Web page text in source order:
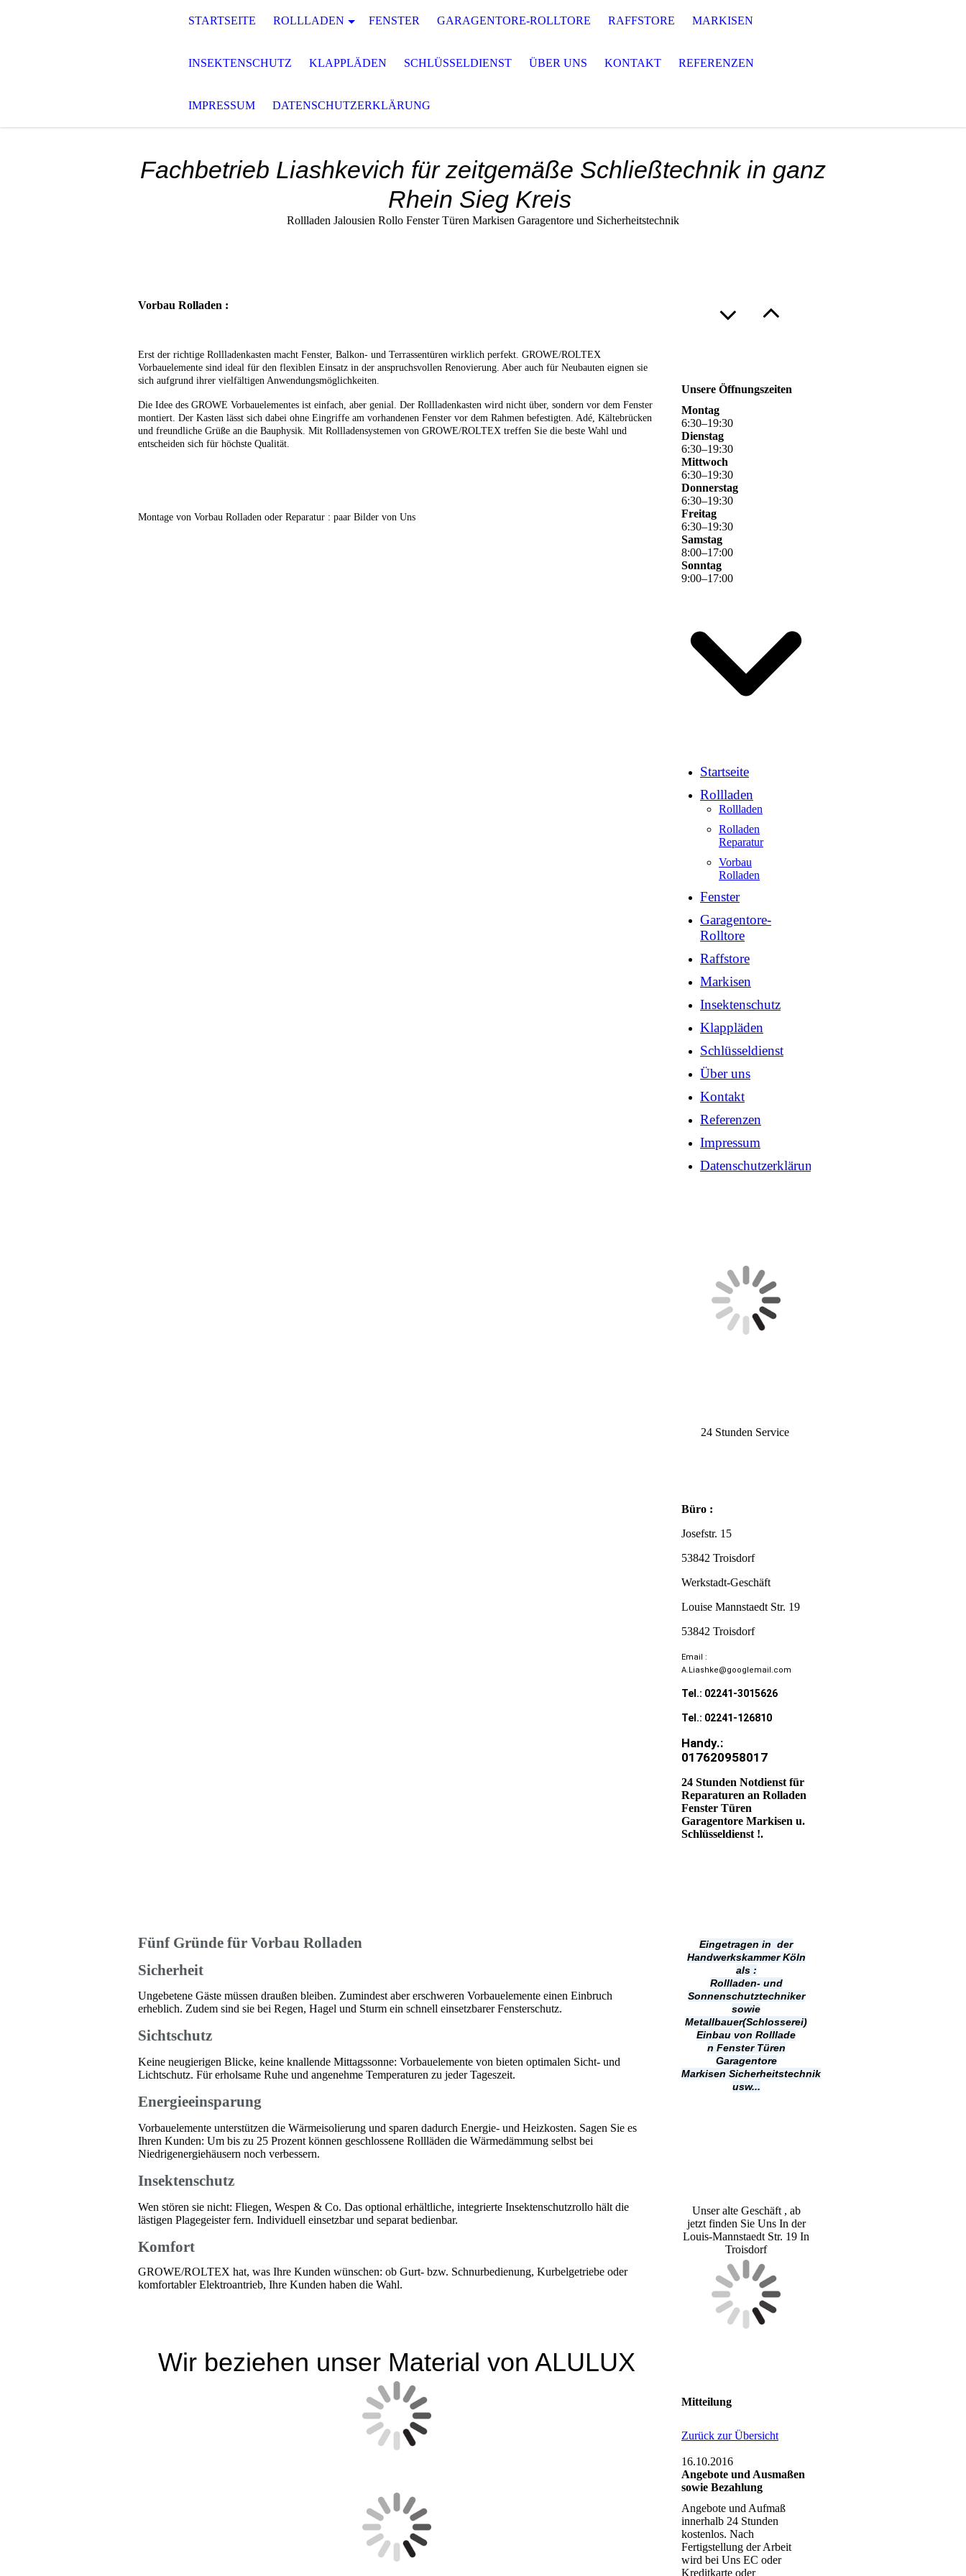
STARTSEITE ROLLLADEN FENSTER GARAGENTORE-ROLLTORE RAFFSTORE MARKISEN
INSEKTENSCHUTZ KLAPPLÄDEN SCHLÜSSELDIENST ÜBER UNS KONTAKT REFERENZEN
IMPRESSUM DATENSCHUTZERKLÄRUNG
Fachbetrieb Liashkevich für zeitgemäße Schließtechnik in ganz
Rhein Sieg Kreis
Rollladen Jalousien Rollo Fenster Türen Markisen Garagentore und Sicherheitstechnik
Vorbau Rolladen :
Erst der richtige Rollladenkasten macht Fenster, Balkon- und Terrassentüren wirklich perfekt. GROWE/ROLTEX
Vorbauelemente sind ideal für den flexiblen Einsatz in der anspruchsvollen Renovierung. Aber auch für Neubauten eignen sie
sich aufgrund ihrer vielfältigen Anwendungsmöglichkeiten.
Die Idee des GROWE Vorbauelementes ist einfach, aber genial. Der Rollladenkasten wird nicht über, sondern vor dem Fenster
montiert. Der Kasten lässt sich dabei ohne Eingriffe am vorhandenen Fenster vor dem Rahmen befestigten. Adé, Kältebrücken
und freundliche Grüße an die Bauphysik. Mit Rollladensystemen von GROWE/ROLTEX treffen Sie die beste Wahl und
entscheiden sich für höchste Qualität.
Montage von Vorbau Rolladen oder Reparatur : paar Bilder von Uns
Fünf Gründe für Vorbau Rolladen
Sicherheit
Ungebetene Gäste müssen draußen bleiben. Zumindest aber erschweren Vorbauelemente einen Einbruch
erheblich. Zudem sind sie bei Regen, Hagel und Sturm ein schnell einsetzbarer Fensterschutz.
Sichtschutz
Keine neugierigen Blicke, keine knallende Mittagssonne: Vorbauelemente von bieten optimalen Sicht- und
Lichtschutz. Für erholsame Ruhe und angenehme Temperaturen zu jeder Tageszeit.
Energieeinsparung
Vorbauelemente unterstützen die Wärmeisolierung und sparen dadurch Energie- und Heizkosten. Sagen Sie es
Ihren Kunden: Um bis zu 25 Prozent können geschlossene Rollläden die Wärmedämmung selbst bei
Niedrigenergiehäusern noch verbessern.
Insektenschutz
Wen stören sie nicht: Fliegen, Wespen & Co. Das optional erhältliche, integrierte Insektenschutzrollo hält die
lästigen Plagegeister fern. Individuell einsetzbar und separat bedienbar.
Komfort
GROWE/ROLTEX hat, was Ihre Kunden wünschen: ob Gurt- bzw. Schnurbedienung, Kurbelgetriebe oder
komfortabler Elektroantrieb, Ihre Kunden haben die Wahl.
Wir beziehen unser Material von ALULUX
Unsere Öffnungszeiten
Montag
6:30–19:30
Dienstag
6:30–19:30
Mittwoch
6:30–19:30
Donnerstag
6:30–19:30
Freitag
6:30–19:30
Samstag
8:00–17:00
Sonntag
9:00–17:00
Startseite
Rollladen
Rollladen
Rolladen
Reparatur
Vorbau
Rolladen
Fenster
Garagentore-
Rolltore
Raffstore
Markisen
Insektenschutz
Klappläden
Schlüsseldienst
Über uns
Kontakt
Referenzen
Impressum
Datenschutzerklärung
24 Stunden Service
Büro :
Josefstr. 15
53842 Troisdorf
Werkstadt-Geschäft
Louise Mannstaedt Str. 19
53842 Troisdorf
Email :
A.Liashke@googlemail.com
Tel.: 02241-3015626
Tel.: 02241-126810
Handy.:
017620958017
24 Stunden Notdienst für
Reparaturen an Rolladen
Fenster Türen
Garagentore Markisen u.
Schlüsseldienst !.
Eingetragen in der
Handwerkskammer Köln
als :
Rollladen- und
Sonnenschutztechniker
sowie
Metallbauer(Schlosserei)
Einbau von Rolllade
n Fenster Türen
Garagentore
Markisen Sicherheitstechnik
usw...
Unser alte Geschäft , ab
jetzt finden Sie Uns In der
Louis-Mannstaedt Str. 19 In
Troisdorf
Mitteilung
Zurück zur Übersicht
16.10.2016
Angebote und Ausmaßen
sowie Bezahlung
Angebote und Aufmaß
innerhalb 24 Stunden
kostenlos. Nach
Fertigstellung der Arbeit
wird bei Uns EC oder
Kreditkarte oder